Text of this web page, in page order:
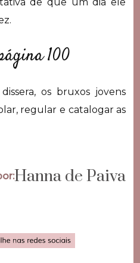
100
os bruxos jovens
regular e catalogar as
Hanna de Paiva